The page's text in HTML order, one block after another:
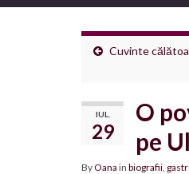
Cuvinte
IUL.
29
O
pe
ByOana in biografii,